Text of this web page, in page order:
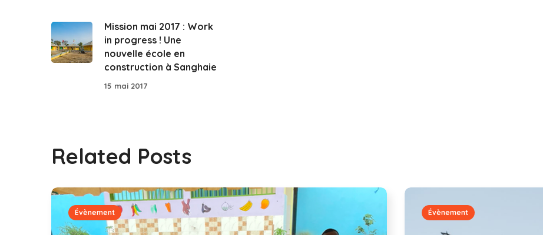
Mission mai 2017 : Work
in progress ! Une
nouvelle école en
construction à Sanghaie
15 mai 2017
Related Posts
Évènement Évènement